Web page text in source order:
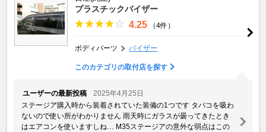
プラスチックバイザー
4.25 （4件）
ボディパーツ バイザー
このカテゴリの取付店を探す
ユーザーの最新投稿
2025年4月25日
ステージア購入時から装着されていた装備の1つです タバコを吸わ
ないので使い所がわかりません 雨天時にガラスが曇ってきたとき
はエアコンを使いますしね… M35ステージアの意外な弱点はこの